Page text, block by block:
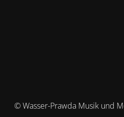
© Wasser-Prawda Musik und